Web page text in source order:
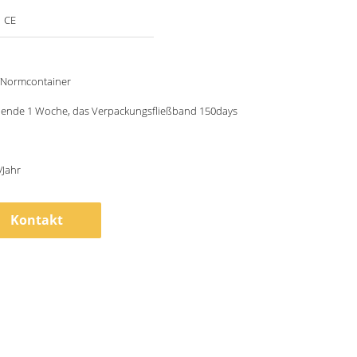
CE
1 Woche, das Verpackungsfließband 150days
Kontakt